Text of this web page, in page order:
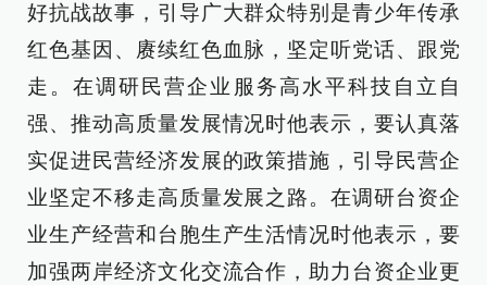
好抗战故事，引导广大群众特别是青少年传承
红色基因、赓续红色血脉，坚定听党话、跟党
走。在调研民营企业服务高水平科技自立自
强、推动高质量发展情况时他表示，要认真落
实促进民营经济发展的政策措施，引导民营企
业坚定不移走高质量发展之路。在调研台资企
业生产经营和台胞生产生活情况时他表示，要
加强两岸经济文化交流合作，助力台资企业更